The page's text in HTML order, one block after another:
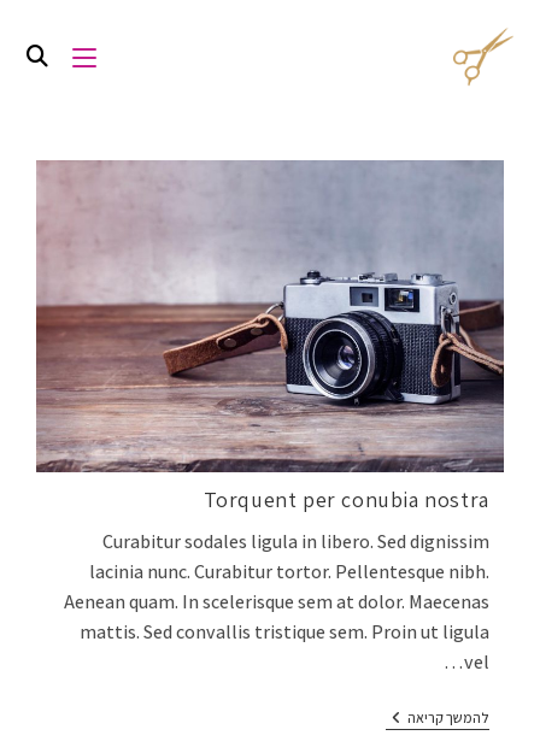
Torquent per conubia nostra
Curabitur sodales ligula in libero. Sed dignissim
lacinia nunc. Curabitur tortor. Pellentesque nibh.
Aenean quam. In scelerisque sem at dolor. Maecenas
mattis. Sed convallis tristique sem. Proin ut ligula
vel…
להמשך קריאה